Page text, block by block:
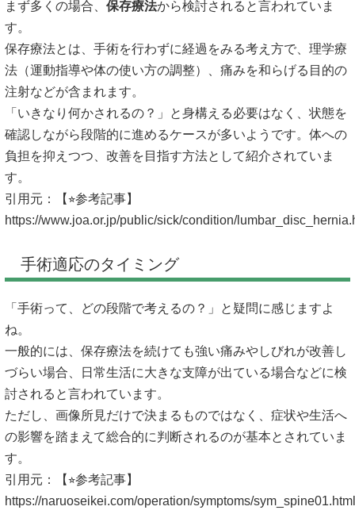
まず多くの場合、 保存療法から検討されると言われていま
す。
保存療法とは、手術を行わずに経過をみる考え方で、理学療
法（運動指導や体の使い方の調整）、痛みを和らげる目的の
注射などが含まれます。
「いきなり何かされるの？」と身構える必要はなく、状態を
確認しながら段階的に進めるケースが多いようです。体への
負担を抑えつつ、改善を目指す方法として紹介されていま
す。
引用元：【⭐︎参考記事】
https://www.joa.or.jp/public/sick/condition/
手術適応のタイミング
「手術って、どの段階で考えるの？」と疑問に感じますよ
ね。
一般的には、保存療法を続けても強い痛みやしびれが改善し
づらい場合、日常生活に大きな支障が出ている場合などに検
討されると言われています。
ただし、画像所見だけで決まるものではなく、症状や生活へ
の影響を踏まえて総合的に判断されるのが基本とされていま
す。
引用元：【⭐︎参考記事】
https://naruoseikei.com/operation/symptoms/sym_spine01.html